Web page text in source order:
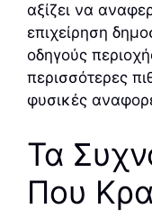
αξίζει να
επιχείρηση
οδηγούς
περισσότερες
φυσικές
Τα
Που